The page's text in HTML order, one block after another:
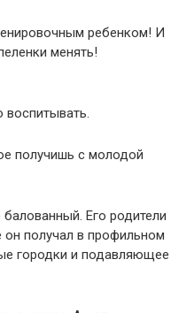
ребенком! И
менять!
получишь с молодой
Его родители
получал в профильном
городки и подавляющее